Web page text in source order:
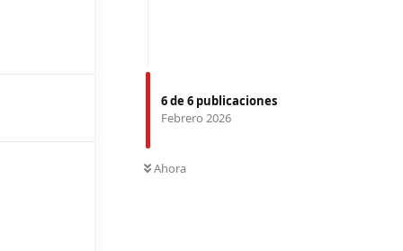
6de 6 publicaciones
Febrero 2026
Ahora